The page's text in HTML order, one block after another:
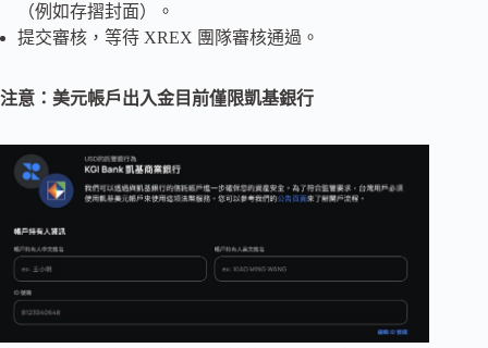
（例如存摺封面）。
提交審核，等待 XREX 團隊審核通過。
注意：美元帳戶出入金目前僅限凱基銀行